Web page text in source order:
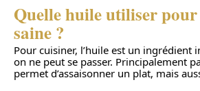
Quelle huile utiliser
saine ?
Pour cuisiner, l’huile est un ingrédient
on ne peut se passer. Principalement
permet d’assaisonner un plat, mais